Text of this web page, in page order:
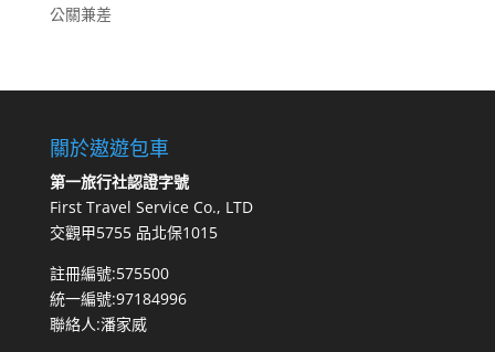
公關兼差
關於遨遊包車
第一旅行社認證字號
First Travel Service Co., LTD
交觀甲5755 品北保1015
註冊編號:575500
統一編號:97184996
聯絡人:潘家威